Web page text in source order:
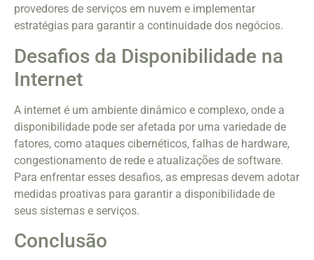
provedores de serviços em nuvem e implementar
estratégias para garantir a continuidade dos negócios.
Desafios da Disponibilidade na
Internet
A internet é um ambiente dinâmico e complexo, onde a
disponibilidade pode ser afetada por uma variedade de
fatores, como ataques cibernéticos, falhas de hardware,
congestionamento de rede e atualizações de software.
Para enfrentar esses desafios, as empresas devem adotar
medidas proativas para garantir a disponibilidade de
seus sistemas e serviços.
Conclusão